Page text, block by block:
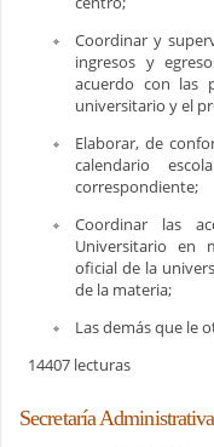
Coordinar y
ingresos y
acuerdo con las
universitario y el
Elaborar, de
calendario
correspondiente;
Coordinar las
Universitario en
oficial de la
de la materia;
Las demás que le
14407 lecturas
Secretaría Administrativa